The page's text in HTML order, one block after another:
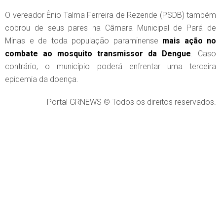
O vereador Ênio Talma Ferreira de Rezende (PSDB) também
cobrou de seus pares na Câmara Municipal de Pará de
Minas e de toda população paraminense mais ação no
combate ao mosquito transmissor da Dengue. Caso
contrário, o município poderá enfrentar uma terceira
epidemia da doença.
Portal GRNEWS © Todos os direitos reservados.